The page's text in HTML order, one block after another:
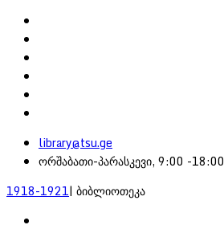
library@tsu.ge
ორშაბათი-პარასკევი, 9:00 -18:00
1918-1921| ბიბლიოთეკა